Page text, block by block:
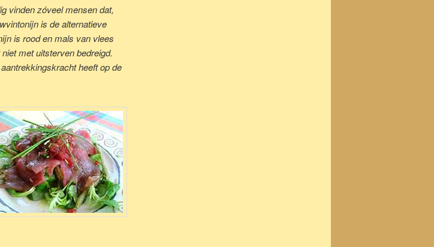
vinden zóveel mensen dat,
is de alternatieve
is rood en mals van vlees
met uitsterven bedreigd.
heeft op de